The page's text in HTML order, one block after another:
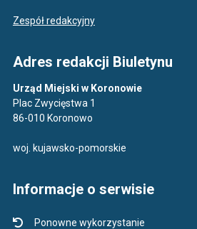
Zespół redakcyjny
Adres redakcji Biuletynu
Urząd Miejski w Koronowie
Plac Zwycięstwa 1
86-010 Koronowo
woj. kujawsko-pomorskie
Informacje o serwisie
Ponowne wykorzystanie